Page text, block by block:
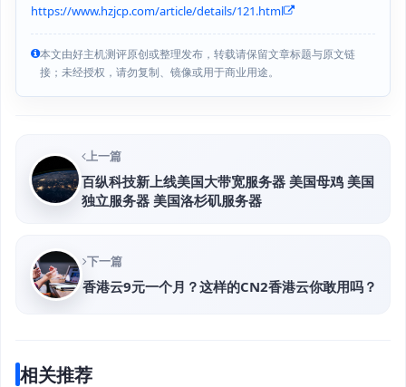
https://www.hzjcp.com/article/details/121.html
本文由好主机测评原创或整理发布，转载请保留文章标题与原文链
接；未经授权，请勿复制、镜像或用于商业用途。
上一篇
百纵科技新上线美国大带宽服务器 美国母鸡 美国
独立服务器 美国洛杉矶服务器
下一篇
香港云9元一个月？这样的CN2香港云你敢用吗？
相关推荐